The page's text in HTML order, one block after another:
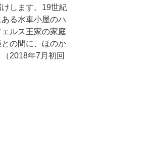
します。19世紀
る水車小屋のハ
ルス王家の家庭
の間に、ほのか
2018年7月初回